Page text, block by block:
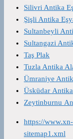
Silivri Antika
Şişli Antika
Sultanbeyli
Sultangazi
Taş Plak
Tuzla Antika
Ümraniye
Üsküdar
Zeytinburnu
https://
sitemap1.xml